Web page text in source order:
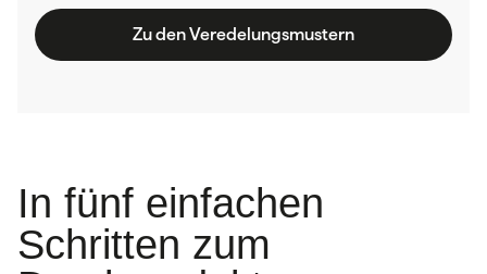
Zu den Veredelungsmustern
In fünf einfachen
Schritten zum